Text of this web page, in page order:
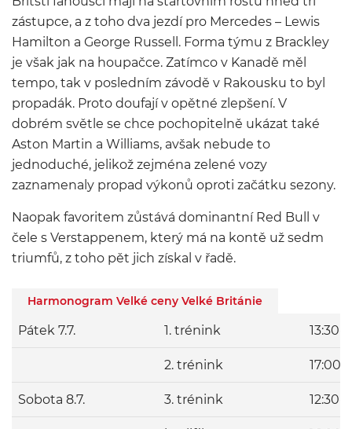
zástupce, a z toho dva jezdí pro Mercedes – Lewis
Hamilton a George Russell. Forma týmu z Brackley
je však jak na houpačce. Zatímco v Kanadě měl
tempo, tak v posledním závodě v Rakousku to byl
propadák. Proto doufají v opětné zlepšení. V
dobrém světle se chce pochopitelně ukázat také
Aston Martin a Williams, avšak nebude to
jednoduché, jelikož zejména zelené vozy
zaznamenaly propad výkonů oproti začátku sezony.
Naopak favoritem zůstává dominantní Red Bull v
čele s Verstappenem, který má na kontě už sedm
triumfů, z toho pět jich získal v řadě.
Harmonogram Velké ceny Velké Británie
Pátek 7.7. 1. trénink 13:30-
2. trénink 17:00-
Sobota 8.7. 3. trénink 12:30-